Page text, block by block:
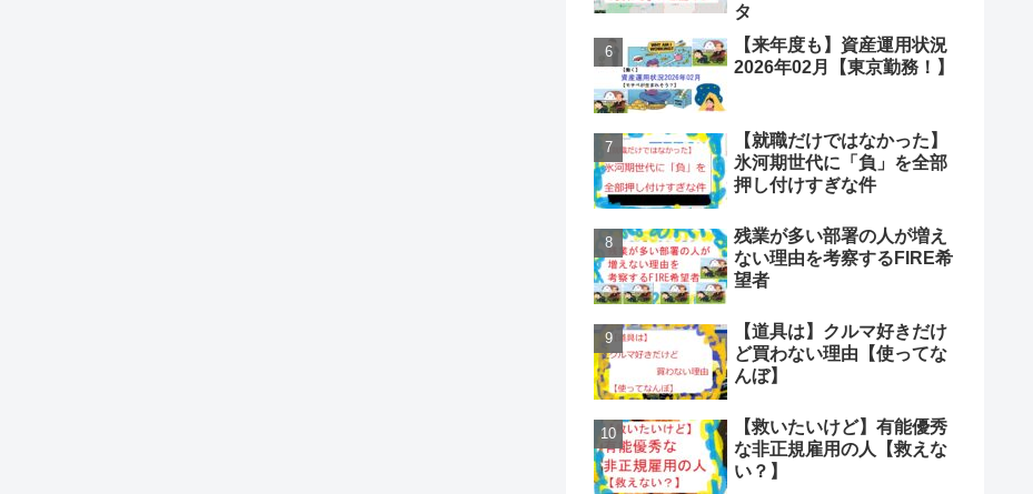
タ
【来年度も】資産運用状況
2026年02月【東京勤務！】
【就職だけではなかった】
氷河期世代に「負」を全部
押し付けすぎな件
残業が多い部署の人が増え
ない理由を考察するFIRE希
望者
【道具は】クルマ好きだけ
ど買わない理由【使ってな
んぼ】
【救いたいけど】有能優秀
な非正規雇用の人【救えな
い？】